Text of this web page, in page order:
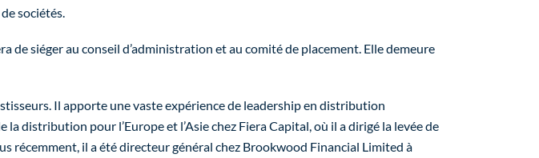
sociétés.
siéger au conseil d’administration et au comité de placement. Elle demeure
Il apporte une vaste expérience de leadership en distribution
la distribution pour l’Europeet l’Asie chez Fiera Capital, où il a dirigé la levée de
récemment, il a été directeur général chez Brookwood Financial Limited à